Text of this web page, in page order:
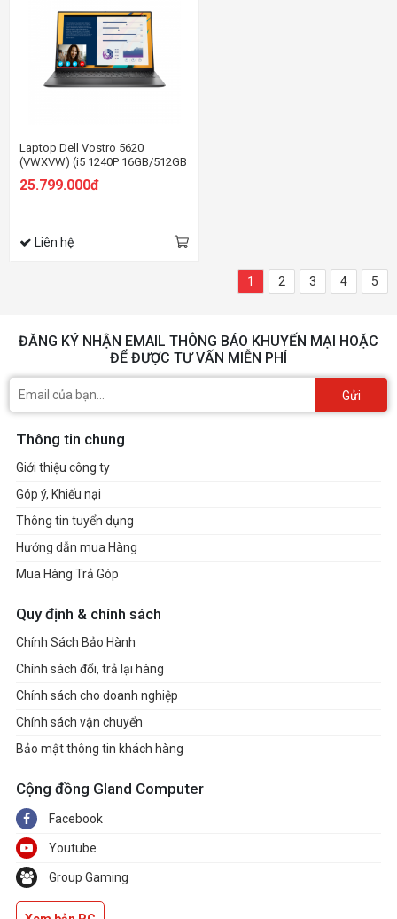
Laptop Dell Vostro 5620
(VWXVW) (i5 1240P 16GB/512GB
2GB/16.0FHD+/Win11/Office
25.799.000đ
Liên hệ
1 2 3 4 5
ĐĂNG KÝ NHẬN EMAIL THÔNG BÁO KHUYẾN MẠI HOẶC
ĐỂ ĐƯỢC TƯ VẤN MIỄN PHÍ
Gửi
Thông tin chung
Giới thiệu công ty
Góp ý, Khiếu nại
Thông tin tuyển dụng
Hướng dẫn mua Hàng
Mua Hàng Trả Góp
Quy định & chính sách
Chính Sách Bảo Hành
Chính sách đổi, trả lại hàng
Chính sách cho doanh nghiệp
Chính sách vận chuyển
Bảo mật thông tin khách hàng
Cộng đồng Gland Computer
Facebook
Youtube
Group Gaming